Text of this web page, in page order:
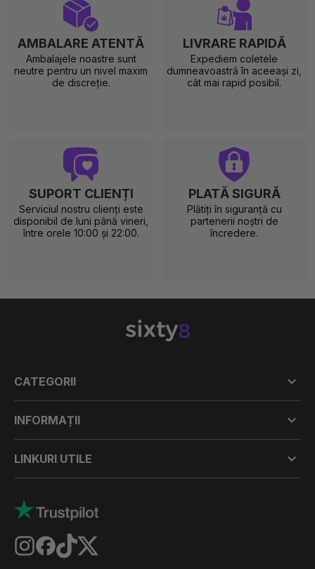
AMBALARE ATENTĂ
Ambalajele noastre sunt
neutre pentru un nivel maxim
de discreție.
LIVRARE RAPIDĂ
Expediem coletele
dumneavoastră în aceeași zi,
cât mai rapid posibil.
SUPORT CLIENȚI
Serviciul nostru clienți este
disponibil de luni până vineri,
între orele 10:00 și 22:00.
PLATĂ SIGURĂ
Plătiți în siguranță cu
partenerii noștri de
încredere.
CATEGORII 
INFORMAȚII 
LINKURI UTILE 